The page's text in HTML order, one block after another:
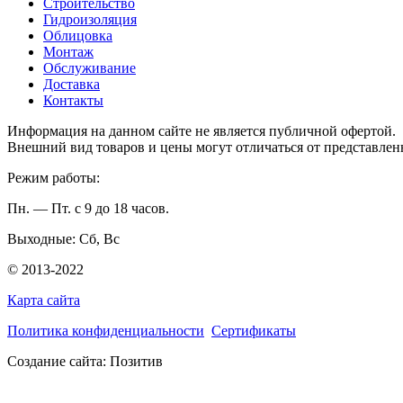
Гидроизоляция
Облицовка
Монтаж
Обслуживание
Доставка
Контакты
Информация на данном сайте не является публичной офертой.
Внешний вид товаров и цены могут отличаться от
Режим работы:
Пн. — Пт. с 9 до 18 часов.
Выходные: Сб, Вс
© 2013-2022
Карта сайта
Политика конфиденциальности Сертификаты
Создание сайта: Позитив